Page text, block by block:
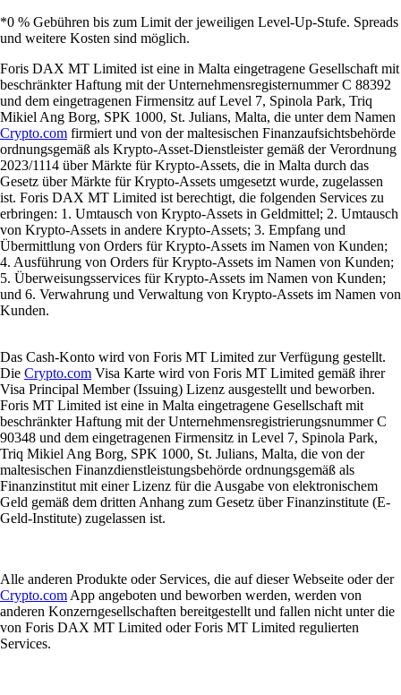
*0 % Gebühren bis zum Limit der jeweiligen Level-Up-Stufe. Spreads
und weitere Kosten sind möglich.
Foris DAX MT Limited ist eine in Malta eingetragene Gesellschaft mit
beschränkter Haftung mit der Unternehmensregisternummer C 88392
und dem eingetragenen Firmensitz auf Level 7, Spinola Park, Triq
Mikiel Ang Borg, SPK 1000, St. Julians, Malta, die unter dem Namen
Crypto.com firmiert und von der maltesischen Finanzaufsichtsbehörde
ordnungsgemäß als Krypto-Asset-Dienstleister gemäß der Verordnung
2023/1114 über Märkte für Krypto-Assets, die in Malta durch das
Gesetz über Märkte für Krypto-Assets umgesetzt wurde, zugelassen
ist. Foris DAX MT Limited ist berechtigt, die folgenden Services zu
erbringen: 1. Umtausch von Krypto-Assets in Geldmittel; 2. Umtausch
von Krypto-Assets in andere Krypto-Assets; 3. Empfang und
Übermittlung von Orders für Krypto-Assets im Namen von Kunden;
4. Ausführung von Orders für Krypto-Assets im Namen von Kunden;
5. Überweisungsservices für Krypto-Assets im Namen von Kunden;
und 6. Verwahrung und Verwaltung von Krypto-Assets im Namen von
Kunden.
Das Cash-Konto wird von Foris MT Limited zur Verfügung gestellt.
Die Crypto.com Visa Karte wird von Foris MT Limited gemäß ihrer
Visa Principal Member (Issuing) Lizenz ausgestellt und beworben.
Foris MT Limited ist eine in Malta eingetragene Gesellschaft mit
beschränkter Haftung mit der Unternehmensregistrierungsnummer C
90348 und dem eingetragenen Firmensitz in Level 7, Spinola Park,
Triq Mikiel Ang Borg, SPK 1000, St. Julians, Malta, die von der
maltesischen Finanzdienstleistungsbehörde ordnungsgemäß als
Finanzinstitut mit einer Lizenz für die Ausgabe von elektronischem
Geld gemäß dem dritten Anhang zum Gesetz über Finanzinstitute (E-
Geld-Institute) zugelassen ist.
Alle anderen Produkte oder Services, die auf dieser Webseite oder der
Crypto.com App angeboten und beworben werden, werden von
anderen Konzerngesellschaften bereitgestellt und fallen nicht unter die
von Foris DAX MT Limited oder Foris MT Limited regulierten
Services.